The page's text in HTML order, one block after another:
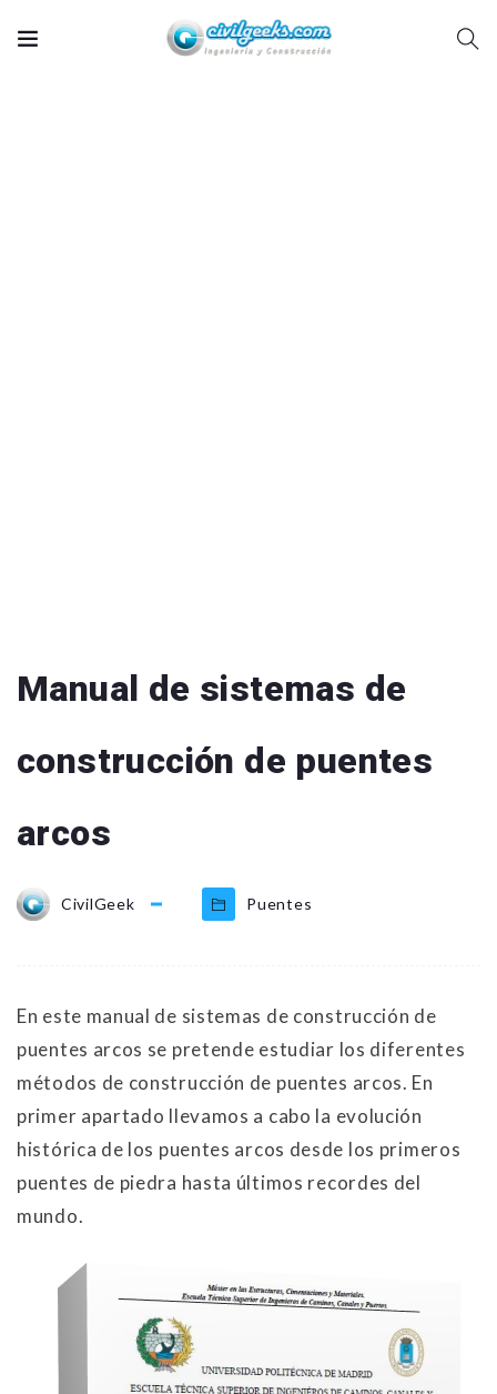
Manual de sistemas de
construcción de puentes
arcos
CivilGeek Puentes
En este manual de sistemas de construcción de
puentes arcos se pretende estudiar los diferentes
métodos de construcción de puentes arcos. En
primer apartado llevamos a cabo la evolución
histórica de los puentes arcos desde los primeros
puentes de piedra hasta últimos recordes del
mundo.